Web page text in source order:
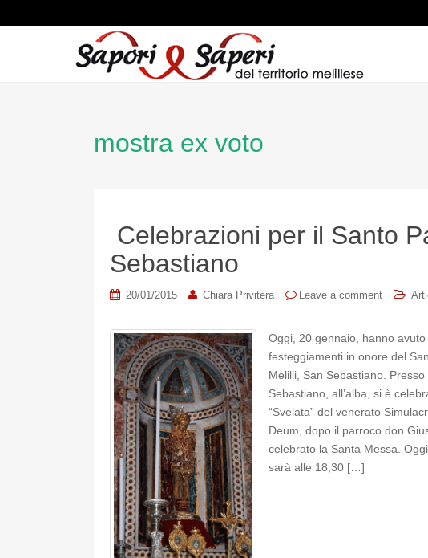
mostra ex voto
Celebrazioni per il Santo
Sebastiano
20/01/2015 Chiara Privitera Leave a comment
Oggi, 20 gennaio, hanno avuto
festeggiamenti in onore del
Melilli, San Sebastiano.
Sebastiano, all’alba, si è
“Svelata” del venerato
Deum, dopo il parroco don
celebrato la Santa Messa.
sarà alle 18,30 […]